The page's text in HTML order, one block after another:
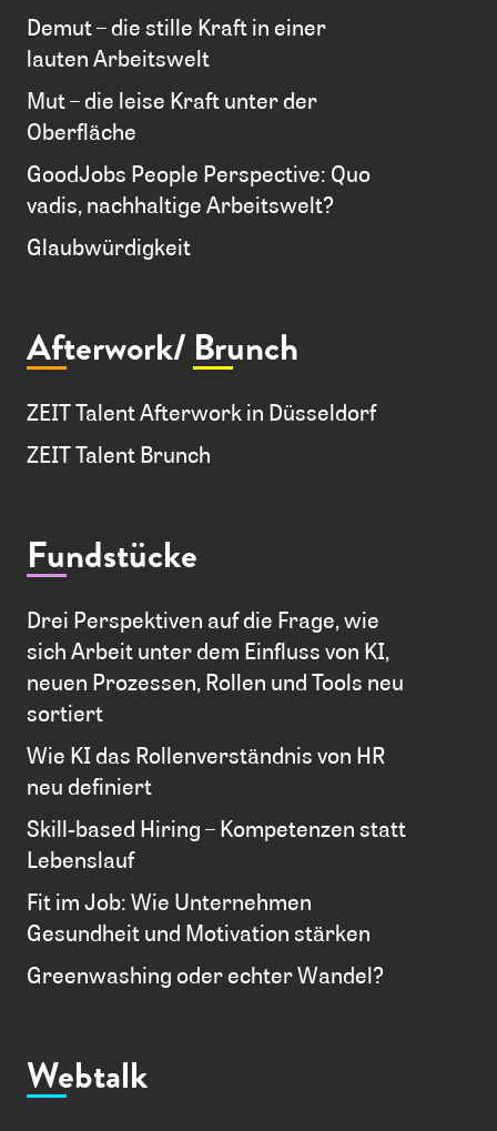
Demut – die stille Kraft in einer
lauten Arbeitswelt
Mut – die leise Kraft unter der
Oberfläche
GoodJobs People Perspective: Quo
vadis, nachhaltige Arbeitswelt?
Glaubwürdigkeit
Afterwork/ Brunch
ZEIT Talent Afterwork in Düsseldorf
ZEIT Talent Brunch
Fundstücke
Drei Perspektiven auf die Frage, wie
sich Arbeit unter dem Einfluss von KI,
neuen Prozessen, Rollen und Tools neu
sortiert
Wie KI das Rollenverständnis von HR
neu definiert
Skill-based Hiring – Kompetenzen statt
Lebenslauf
Fit im Job: Wie Unternehmen
Gesundheit und Motivation stärken
Greenwashing oder echter Wandel?
Webtalk